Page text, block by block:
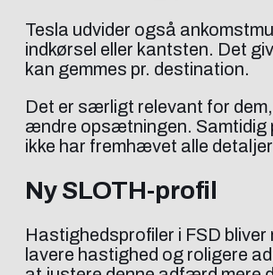
Tesla udvider også
indkørsel eller kantsten. Det
kan gemmes pr. destination.
Det er særligt relevant for
ændre opsætningen. Samtidig
ikke har fremhævet alle
Ny SLOTH-profil
Hastighedsprofiler i FSD
lavere hastighed og roligere